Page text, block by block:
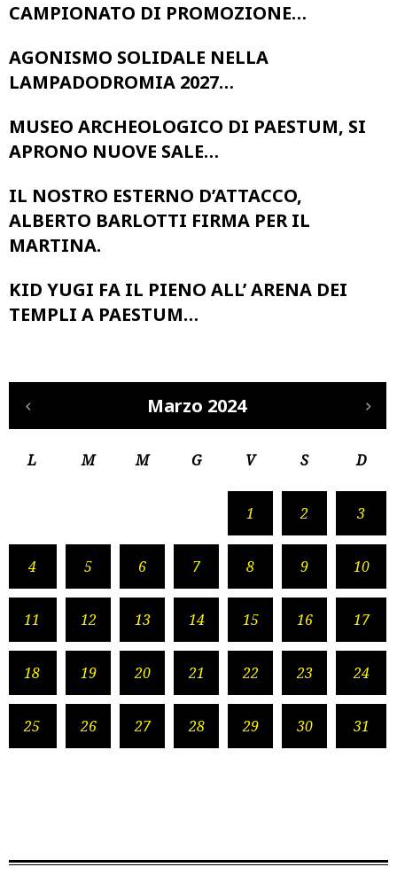
CAMPIONATO DI PROMOZIONE…
AGONISMO SOLIDALE NELLA
LAMPADODROMIA 2027…
MUSEO ARCHEOLOGICO DI PAESTUM, SI
APRONO NUOVE SALE…
IL NOSTRO ESTERNO D’ATTACCO,
ALBERTO BARLOTTI FIRMA PER IL
MARTINA.
KID YUGI FA IL PIENO ALL’ ARENA DEI
TEMPLI A PAESTUM…
Marzo 2024
L M M G V S D
1 2 3
4 5 6 7 8 9 10
11 12 13 14 15 16 17
18 19 20 21 22 23 24
25 26 27 28 29 30 31